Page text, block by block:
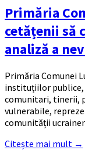
Primăria
cetățenii să
analiză a
Primăria Comunei
instituțiilor
comunitari, tinerii,
vulnerabile,
comunității
Citește mai mult →